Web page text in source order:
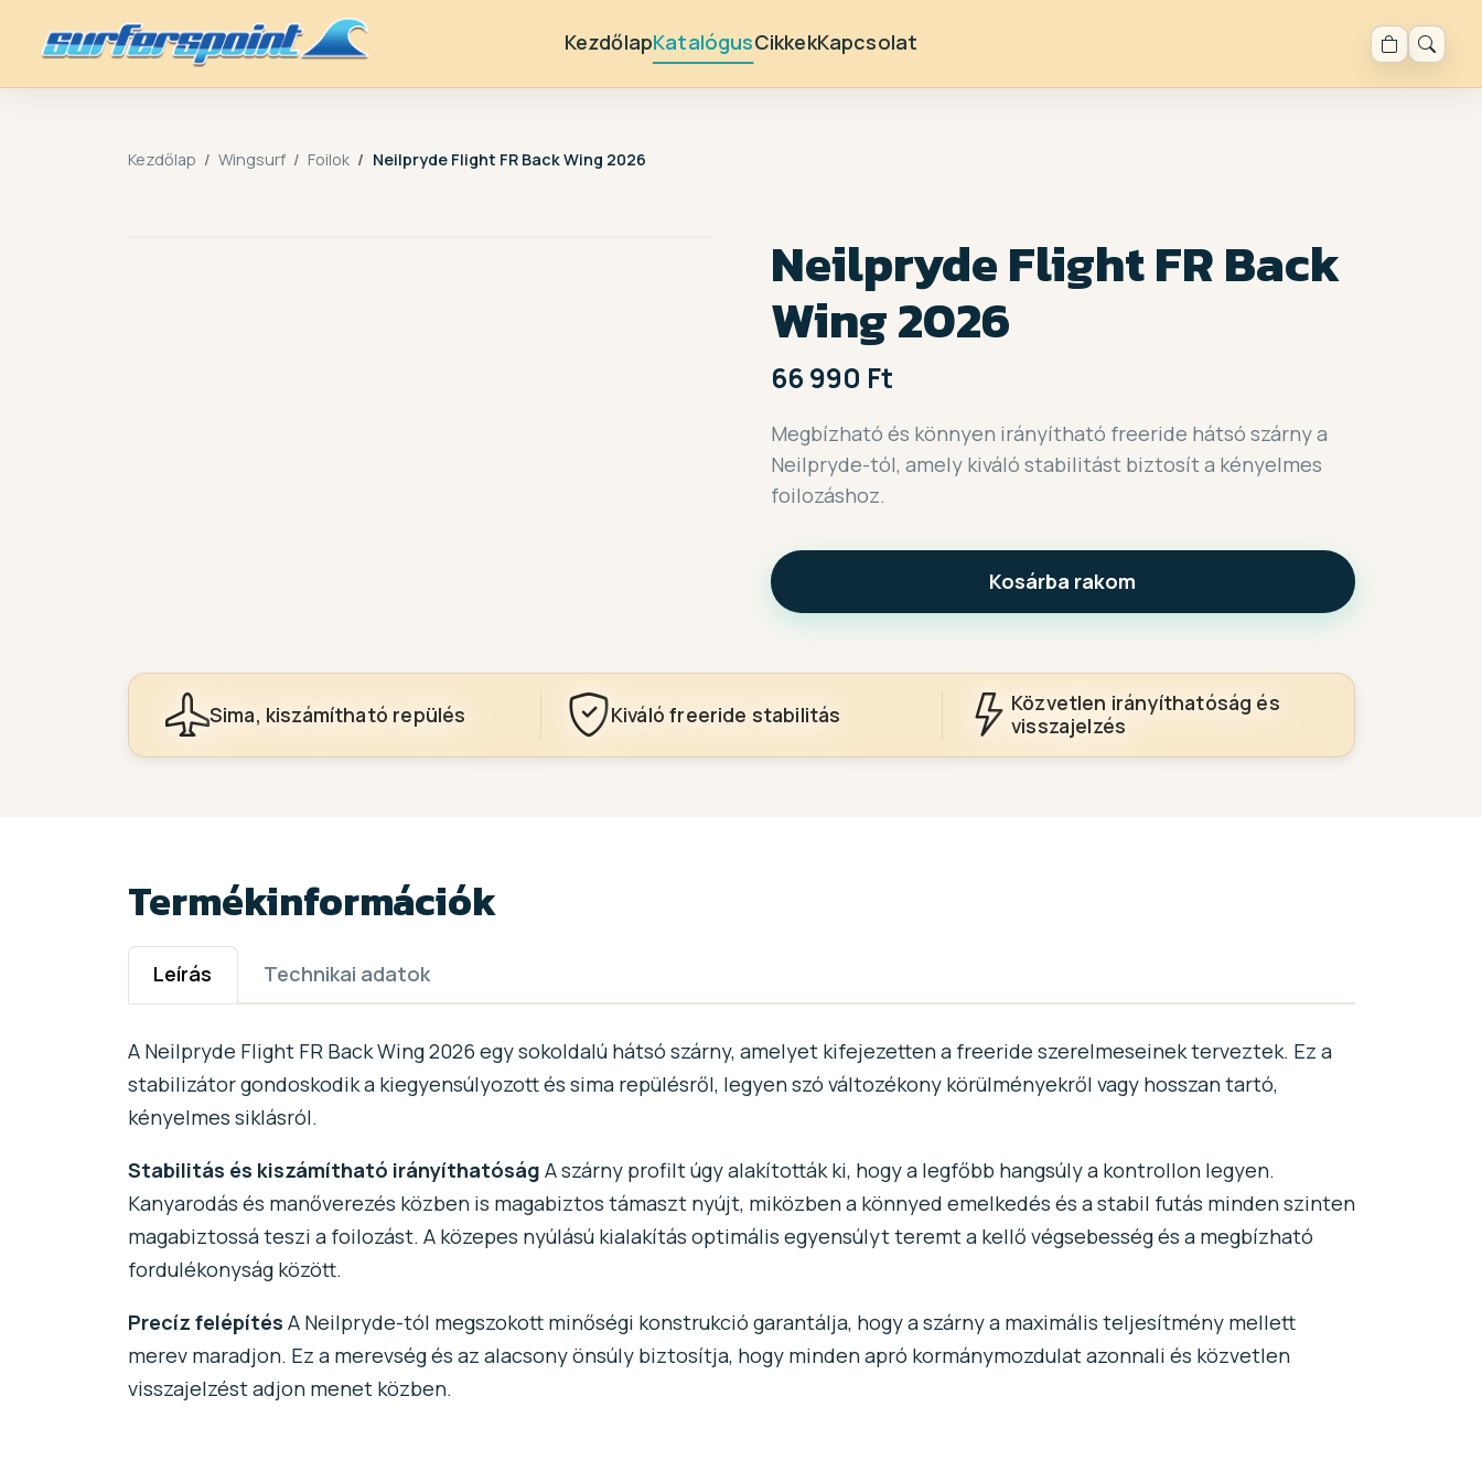
KezdőlapKatalógusCikkekKapcsolat
Kezdőlap Wingsurf Foilok Neilpryde Flight FR Back Wing 2026
Neilpryde Flight FR Back
Wing 2026
66 990 Ft
Megbízható és könnyen irányítható freeride hátsó szárny a
Neilpryde-tól, amely kiváló stabilitást biztosít a kényelmes
foilozáshoz.
Kosárba rakom
Sima, kiszámítható repülés Kiváló freeride stabilitás
Közvetlen irányíthatóság és
visszajelzés
Termékinformációk
Leírás Technikai adatok
A Neilpryde Flight FR Back Wing 2026 egy sokoldalú hátsó szárny, amelyet kifejezetten a freeride szerelmeseinek terveztek. Ez a
stabilizátor gondoskodik a kiegyensúlyozott és sima repülésről, legyen szó változékony körülményekről vagy hosszan tartó,
kényelmes siklásról.
Stabilitás és kiszámítható irányíthatóság A szárny profilt úgy alakították ki, hogy a legfőbb hangsúly a kontrollon legyen.
Kanyarodás és manőverezés közben is magabiztos támaszt nyújt, miközben a könnyed emelkedés és a stabil futás minden szinten
magabiztossá teszi a foilozást. A közepes nyúlású kialakítás optimális egyensúlyt teremt a kellő végsebesség és a megbízható
fordulékonyság között.
Precíz felépítés A Neilpryde-tól megszokott minőségi konstrukció garantálja, hogy a szárny a maximális teljesítmény mellett
merev maradjon. Ez a merevség és az alacsony önsúly biztosítja, hogy minden apró kormánymozdulat azonnali és közvetlen
visszajelzést adjon menet közben.